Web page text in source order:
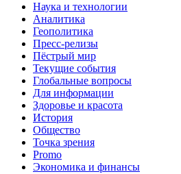
Наука и технологии
Аналитика
Геополитика
Пресс-релизы
Пёстрый мир
Текущие события
Глобальные вопросы
Для информации
Здоровье и красота
История
Общество
Точка зрения
Promo
Экономика и финансы